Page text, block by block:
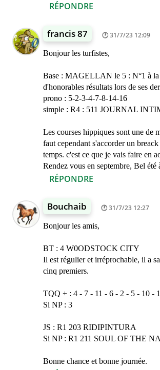
RÉPONDRE
francis 87 31/7/23 12:09
Bonjour les turfistes,
Base : MAGELLAN le 5 : N°1 à la
d'honorables résultats lors de ses
prono : 5-2-3-4-7-8-14-16
simple : R4 : 511 JOURNAL
Les courses hippiques sont une de
faut cependant s'accorder un breack
temps. c'est ce que je vais faire en
Rendez vous en septembre, Bel été
RÉPONDRE
Bouchaib 31/7/23 12:27
Bonjour les amis,
BT : 4 W0ODSTOCK CITY
Il est régulier et irréprochable, il a
cinq premiers.
TQQ + : 4 - 7 - 11 - 6 - 2 - 5 - 10 -
Si NP : 3
JS : R1 203 RIDIPINTURA
Si NP : R1 211 SOUL OF THE
Bonne chance et bonne journée.